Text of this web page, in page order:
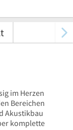
im Herzen
Bereichen
Akustikbau
komplette